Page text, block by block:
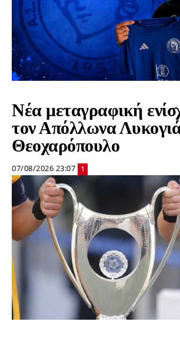
Νέα μεταγραφική
τον Απόλλωνα
Θεοχαρόπουλο
07/08/2026 23:07 1